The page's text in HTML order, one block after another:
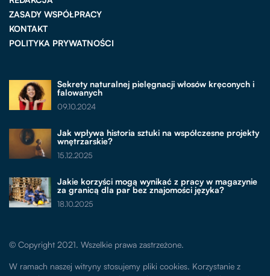
ZASADY WSPÓŁPRACY
KONTAKT
POLITYKA PRYWATNOŚCI
Sekrety naturalnej pielęgnacji włosów kręconych i
falowanych
09.10.2024
Jak wpływa historia sztuki na współczesne projekty
wnętrzarskie?
15.12.2025
Jakie korzyści mogą wynikać z pracy w magazynie
za granicą dla par bez znajomości języka?
18.10.2025
© Copyright 2021. Wszelkie prawa zastrzeżone.
W ramach naszej witryny stosujemy pliki cookies. Korzystanie z